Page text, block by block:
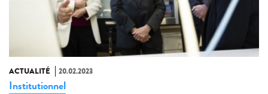
ACTUALITÉ 20.02.2023
Institutionnel